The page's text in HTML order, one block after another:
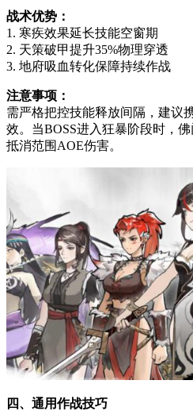
战术优势：
1. 寒疾效果延长技能空窗期
2. 天策破甲提升35%物理穿透
3. 地府吸血转化保障持续作战
注意事项：
需严格把控技能释放间隔，建议
效。当BOSS进入狂暴阶段时，
抵消范围AOE伤害。
四、通用作战技巧